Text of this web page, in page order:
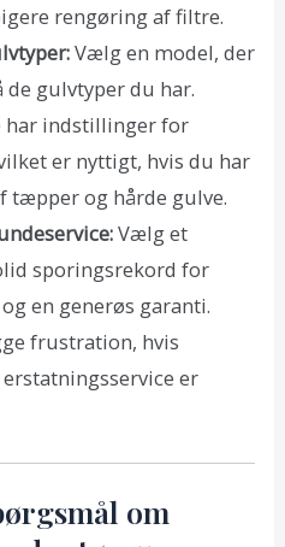
rengøring af filtre.
Vælg en model, der
gulvtyper du har.
har indstillinger for
er nyttigt, hvis du har
tæpper og hårde gulve.
Vælg et
sporingsrekord for
en generøs garanti.
frustration, hvis
er
om